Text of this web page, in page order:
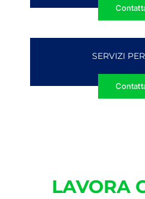
SERVIZI
LAVORA